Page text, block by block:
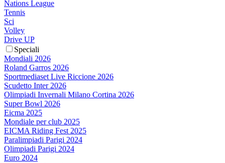
Nations League
Tennis
Sci
Volley
Drive UP
Speciali
Mondiali 2026
Roland Garros 2026
Sportmediaset Live Riccione 2026
Scudetto Inter 2026
Olimpiadi Invernali Milano Cortina 2026
Super Bowl 2026
Eicma 2025
Mondiale per club 2025
EICMA Riding Fest 2025
Paralimpiadi Parigi 2024
Olimpiadi Parigi 2024
Euro 2024